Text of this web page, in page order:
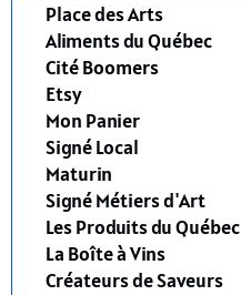
Place des Arts
Aliments du Québec
Cité Boomers
Etsy
Mon Panier
Signé Local
Maturin
Signé Métiers d'Art
Les Produits du Québec
La Boîte à Vins
Créateurs de Saveurs